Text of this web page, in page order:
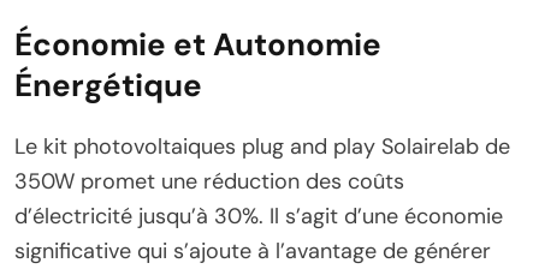
Économie et Autonomie
Énergétique
Le kit photovoltaiques plug and play Solairelab de
350W promet une réduction des coûts
d’électricité jusqu’à 30%. Il s’agit d’une économie
significative qui s’ajoute à l’avantage de générer